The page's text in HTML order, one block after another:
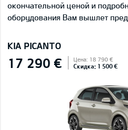
окончательной ценой и
оборудования Вам вышлет
KIA PICANTO
17 290 € Цена: 18 790 €
Скидка: 1 500 €